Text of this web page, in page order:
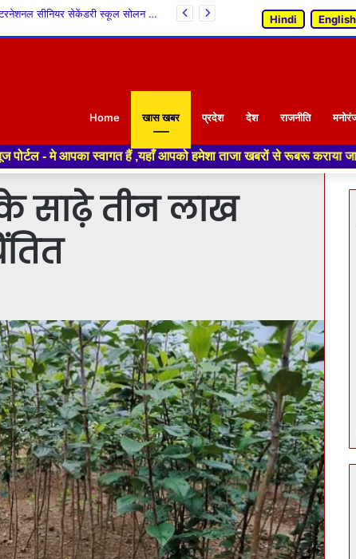
विवि छात्रों ने प्रधानमंत्री नरेंद्र मोदी द्वारा शुरू किए गए 100 हफ़्ते के राष्ट्रीय अभियान में शामिल Hindi English
Home खास खबर प्रदेश देश राजनीति
हैं ,यहाँ आपको हमेशा ताजा खबरों से रूबरू कराया जाएगा , खबर ओर
साढ़े तीन लाख